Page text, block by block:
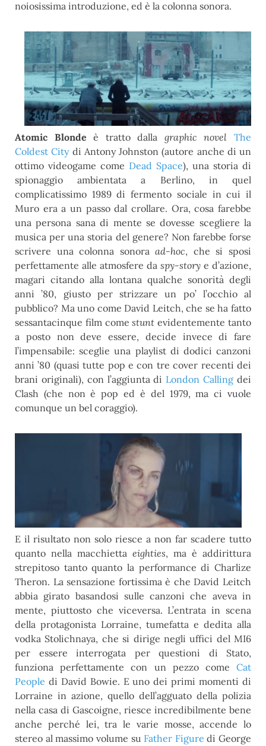
noiosissima introduzione, ed è la colonna sonora.
Atomic Blonde è tratto dalla graphic novel
The
Coldest Citydi Antony Johnston (autore anche di un
ottimo videogame come Dead Space), una storia di
spionaggio ambientata a Berlino, in quel
complicatissimo 1989 di fermento sociale in cui il
Muro era a un passo dal crollare. Ora, cosa farebbe
una persona sana di mente se dovesse scegliere la
musica per una storia del genere? Non farebbe forse
scrivere una colonna sonoraad-hoc, che si sposi
perfettamente alle atmosfere da spy-story e d’azione,
magari citando alla lontana qualche sonorità degli
anni ’80, giusto per strizzare un po’ l’occhio al
pubblico? Ma uno come David Leitch, che se ha fatto
sessantacinque film comestunt evidentemente tanto
a posto non deve essere, decide invece di fare
l’impensabile: sceglie una playlist di dodici canzoni
anni ’80 (quasi tutte pop e con tre cover recenti dei
brani originali), con l’aggiunta di London Calling dei
Clash (che non è pop ed è del 1979, ma ci vuole
comunque un bel coraggio).
E il risultato non solo riesce a non far scadere tutto
quanto nella macchietta eighties, ma è addirittura
strepitoso tanto quanto la performance di Charlize
Theron. La sensazione fortissima è che David Leitch
abbia girato basandosi sulle canzoni che aveva in
mente, piuttosto che viceversa. L’entrata in scena
della protagonista Lorraine, tumefatta e dedita alla
vodka Stolichnaya, che si dirige negli uffici del MI6
per essere interrogata per questioni di Stato,
funziona perfettamente con un pezzo come Cat
People di David Bowie. E uno dei primi momenti di
Lorraine in azione, quello dell’agguato della polizia
nella casa di Gascoigne, riesce incredibilmente bene
anche perché lei, tra le varie mosse, accende lo
stereo al massimo volume su Father Figure di George